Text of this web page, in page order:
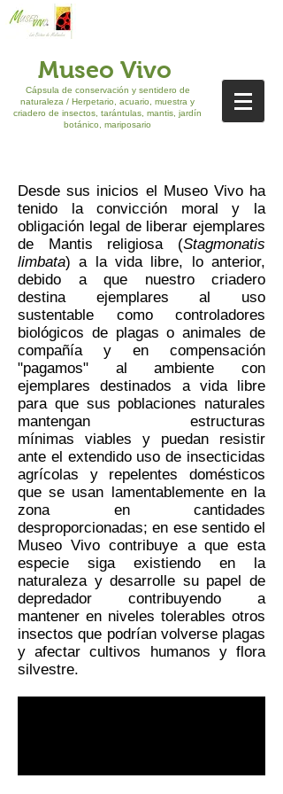
Museo Vivo
Cápsula de conservación y sentidero de
naturaleza / Herpetario, acuario, muestra y
criadero de insectos, tarántulas, mantis, jardín
botánico, mariposario
Desde sus inicios el Museo Vivo ha
tenido la convicción moral y la
obligación legal de liberar ejemplares
de Mantis religiosa (Stagmonatis
limbata) a la vida libre, lo anterior,
debido a que nuestro criadero
destina ejemplares al uso
sustentable como controladores
biológicos de plagas o animales de
compañía y en compensación
"pagamos" al ambiente con
ejemplares destinados a vida libre
para que sus poblaciones naturales
mantengan estructuras
mínimas viables y puedan resistir
ante el extendido uso de insecticidas
agrícolas y repelentes domésticos
que se usan lamentablemente en la
zona en cantidades
desproporcionadas; en ese sentido el
Museo Vivo contribuye a que esta
especie siga existiendo en la
naturaleza y desarrolle su papel de
depredador contribuyendo a
mantener en niveles tolerables otros
insectos que podrían volverse plagas
y afectar cultivos humanos y flora
silvestre.